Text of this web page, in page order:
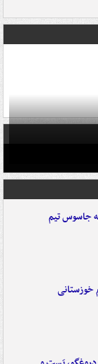
جاسوس تیم
خوزستانی